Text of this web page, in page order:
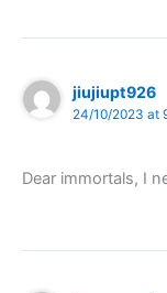
jiujiupt926
24/10/2023 at
Dear immortals, I